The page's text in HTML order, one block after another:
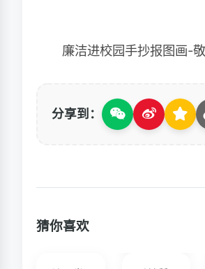
廉洁进校园手抄报图画-
分享到：
猜你喜欢